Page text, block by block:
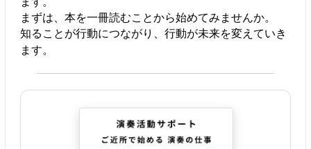
まずは、本を一冊読むことから始めてみませんか。
知ることが行動につながり、行動が未来を変えていき
ます。